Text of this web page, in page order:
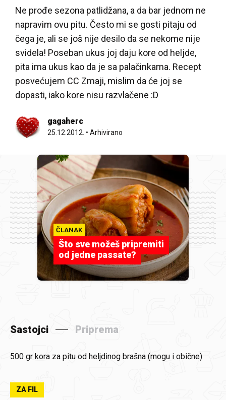
Ne prođe sezona patlidžana, a da bar jednom ne
napravim ovu pitu. Često mi se gosti pitaju od
čega je, ali se još nije desilo da se nekome nije
svidela! Poseban ukus joj daju kore od heljde,
pita ima ukus kao da je sa palačinkama. Recept
posvećujem CC Zmaji, mislim da će joj se
dopasti, iako kore nisu razvlačene :D
gagaherc
25.12.2012. • Arhivirano
ČLANAK
Što sve možeš pripremiti
od jedne passate?
Sastojci Priprema
500 gr kora za pitu od heljdinog brašna (mogu i obične)
ZA FIL